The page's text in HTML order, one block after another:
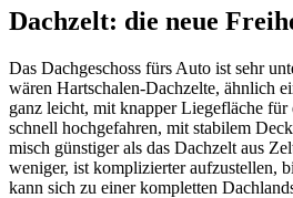
Dach­zelt: die neue
Das Dach­ge­schoss fürs Auto ist sehr
wären Hart­schalen-Dach­zelte, ähnlich
ganz leicht, mit knapper Liege­fläche für
schnell hoch­ge­fahren, mit stabilem
misch güns­tiger als das Dach­zelt aus
weniger, ist kompli­zierter aufzu­stellen,
kann sich zu einer kompletten